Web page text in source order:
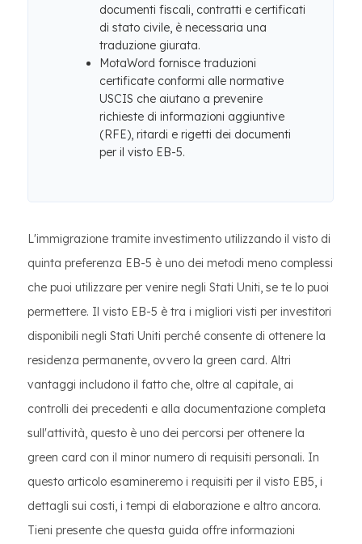
documenti fiscali, contratti e certificati
di stato civile, è necessaria una
traduzione giurata.
MotaWord fornisce traduzioni
certificate conformi alle normative
USCIS che aiutano a prevenire
richieste di informazioni aggiuntive
(RFE), ritardi e rigetti dei documenti
per il visto EB-5.
L'immigrazione tramite investimento utilizzando il visto di
quinta preferenza EB-5 è uno dei metodi meno complessi
che puoi utilizzare per venire negli Stati Uniti, se te lo puoi
permettere. Il visto EB-5 è tra i migliori visti per investitori
disponibili negli Stati Uniti perché consente di ottenere la
residenza permanente, ovvero la green card. Altri
vantaggi includono il fatto che, oltre al capitale, ai
controlli dei precedenti e alla documentazione completa
sull'attività, questo è uno dei percorsi per ottenere la
green card con il minor numero di requisiti personali. In
questo articolo esamineremo i requisiti per il visto EB5, i
dettagli sui costi, i tempi di elaborazione e altro ancora.
Tieni presente che questa guida offre informazioni